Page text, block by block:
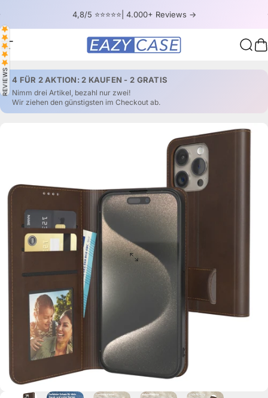
4,8/5 ⭐⭐⭐⭐⭐| 4.000+ Reviews ->
Seitennavigation EAZY CASE
REVIEWS 4 FÜR 2 AKTION: 2 KAUFEN - 2 GRATIS
Nimm drei Artikel, bezahl nur zwei!
Wir ziehen den günstigsten im Checkout ab.